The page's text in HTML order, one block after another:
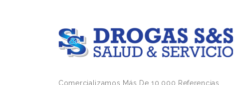
Comercializamos Más De 10.000 Referencias,